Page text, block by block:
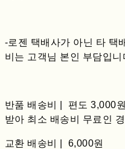
-로젠 택배사가 아닌 타 택
비는 고객님 본인 부담입니
반품 배송비 | 편도 3,000
받아 최소 배송비 무료인
교환 배송비 | 6,000원